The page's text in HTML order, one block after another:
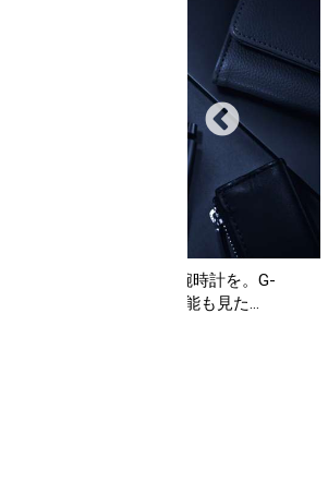
集部員が選んだ「指名買い」】2026年7月
チオシアイテムをピックアップ！